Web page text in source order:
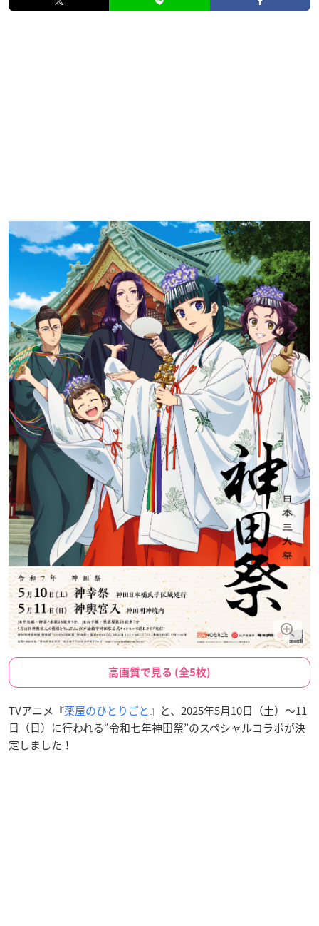
高画質で見る (全5枚)
TVアニメ『薬屋のひとりごと』と、2025年5月10日（土）〜11
日（日）に行われる“令和七年神田祭”のスペシャルコラボが決
定しました！